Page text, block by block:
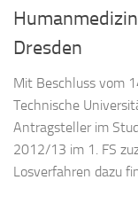
Dresden
Mit Beschluss vom
Technische
Antragsteller im
2012/13 im 1. FS
Losverfahren dazu